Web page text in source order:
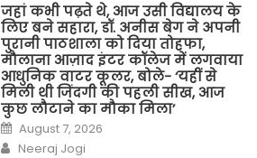
जहां कभी पढ़ते थे, आज उसी विद्यालय के
लिए बने सहारा, डॉ. अनीस बेग ने अपनी
पुरानी पाठशाला को दिया तोहफा,
मौलाना आज़ाद इंटर कॉलेज में लगवाया
आधुनिक वाटर कूलर, बोले- ‘यहीं से
मिली थी जिंदगी की पहली सीख, आज
कुछ लौटाने का मौका मिला’
Posted
on
August 7, 2026
Author
Neeraj Jogi